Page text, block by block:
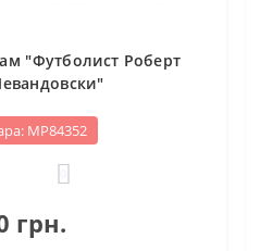
"Футболист Роберт
МР84352
грн.